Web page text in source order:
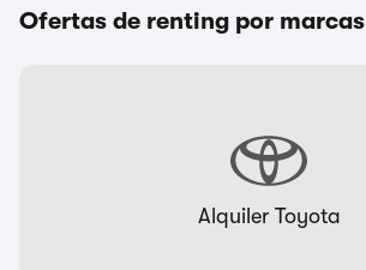
Ofertas de renting por marcas
Alquiler Toyota